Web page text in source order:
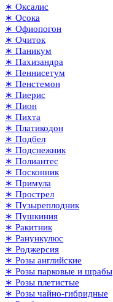
∗ Оксалис
∗ Осока
∗ Офиопогон
∗ Очиток
∗ Паникум
∗ Пахизандра
∗ Пеннисетум
∗ Пенстемон
∗ Пиерис
∗ Пион
∗ Пихта
∗ Платикодон
∗ Подбел
∗ Подснежник
∗ Полиантес
∗ Посконник
∗ Примула
∗ Прострел
∗ Пузыреплодник
∗ Пушкиния
∗ Ракитник
∗ Ранункулюс
∗ Роджерсия
∗ Розы английские
∗ Розы парковые и шрабы
∗ Розы плетистые
∗ Розы чайно-гибридные